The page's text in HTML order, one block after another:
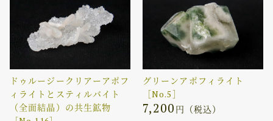
ドゥルージークリアーアポフ
ィライトとスティルバイト
（全面結晶）の共生鉱物
グリーンアポフィライト
［No.5］
7,200 円（税込）